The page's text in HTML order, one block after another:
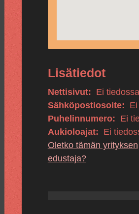
Lisätiedot
Nettisivut: Ei tiedossa
Sähköpostiosoite:
Puhelinnumero: Ei
Aukioloajat: Ei
Oletko tämän yrityksen
edustaja?